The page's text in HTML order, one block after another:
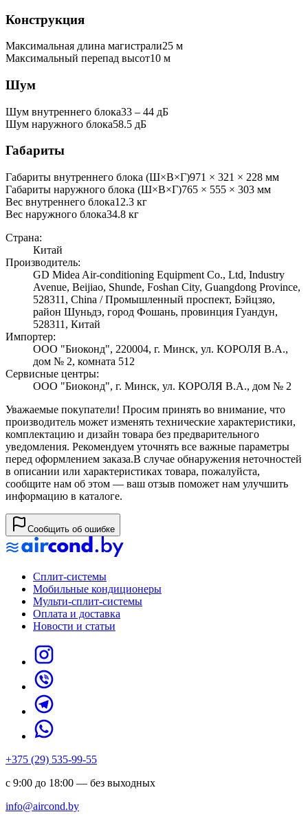
Конструкция
Максимальная длина магистрали25 м
Максимальный перепад высот10 м
Шум
Шум внутреннего блока33 ‒ 44 дБ
Шум наружного блока58.5 дБ
Габариты
Габариты внутреннего блока (Ш×В×Г)971 × 321 × 228 мм
Габариты наружного блока (Ш×В×Г)765 × 555 × 303 мм
Вес внутреннего блока12.3 кг
Вес наружного блока34.8 кг
Страна:
Китай
Производитель:
GD Midea Air-conditioning Equipment Co., Ltd, Industry
Avenue, Beijiao, Shunde, Foshan City, Guangdong Province,
528311, China / Промышленный проспект, Бэйцзяо,
район Шуньдэ, город Фошань, провинция Гуандун,
528311, Китай
Импортер:
ООО "Биоконд", 220004, г. Минск, ул. КОРОЛЯ В.А.,
дом № 2, комната 512
Сервисные центры:
ООО "Биоконд", г. Минск, ул. КОРОЛЯ В.А., дом № 2
Уважаемые покупатели! Просим принять во внимание, что
производитель может изменять технические характеристики,
комплектацию и дизайн товара без предварительного
уведомления. Рекомендуем уточнять все важные параметры
перед оформлением заказа.В случае обнаружения неточностей
в описании или характеристиках товара, пожалуйста,
сообщите нам об этом — ваш отзыв поможет нам улучшить
информацию в каталоге.
Сообщить об ошибке
Сплит-системы
Мобильные кондиционеры
Мульти-сплит-системы
Оплата и доставка
Новости и статьи
+375 (29) 535-99-55
с 9:00 до 18:00 — без выходных
info@aircond.by